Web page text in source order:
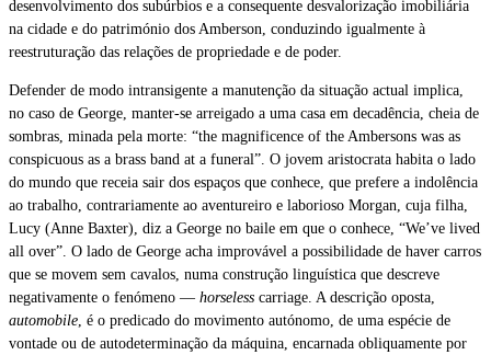
desenvolvimento dos subúrbios e a consequente desvalorização imobiliária
na cidade e do património dos Amberson, conduzindo igualmente à
reestruturação das relações de propriedade e de poder.
Defender de modo intransigente a manutenção da situação actual implica,
no caso de George, manter-se arreigado a uma casa em decadência, cheia de
sombras, minada pela morte: “the magnificence of the Ambersons was as
conspicuous as a brass band at a funeral”. O jovem aristocrata habita o lado
do mundo que receia sair dos espaços que conhece, que prefere a indolência
ao trabalho, contrariamente ao aventureiro e laborioso Morgan, cuja filha,
Lucy (Anne Baxter), diz a George no baile em que o conhece, “We’ve lived
all over”. O lado de George acha improvável a possibilidade de haver carros
que se movem sem cavalos, numa construção linguística que descreve
negativamente o fenómeno — horseless carriage. A descrição oposta,
automobile , é o predicado do movimento autónomo, de uma espécie de
vontade ou de autodeterminação da máquina, encarnada obliquamente por